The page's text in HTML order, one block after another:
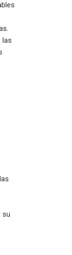
las
las
su